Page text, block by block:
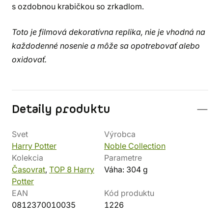
s ozdobnou krabičkou so zrkadlom.
Toto je filmová dekoratívna replika, nie je vhodná na
každodenné nosenie a môže sa opotrebovať alebo
oxidovať.
Detaily produktu
Svet
Harry Potter
Výrobca
Noble Collection
Kolekcia
Časovrat, TOP 8 Harry
Potter
Parametre
Váha: 304 g
EAN
0812370010035
Kód produktu
1226